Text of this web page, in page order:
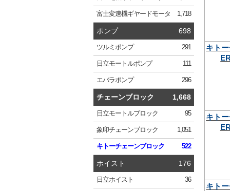
富士変速機ギヤードモータ 1,718
ポンプ 698
ツルミ ポンプ 291
日立モートルポンプ 111
エバラポンプ 296
チェーンブロック 1,668
日立モートルブロック 95
象印チェーンブロック 1,051
キトーチェーンブロック 522
ホイスト 176
日立ホイスト 36
キト
キト
キト